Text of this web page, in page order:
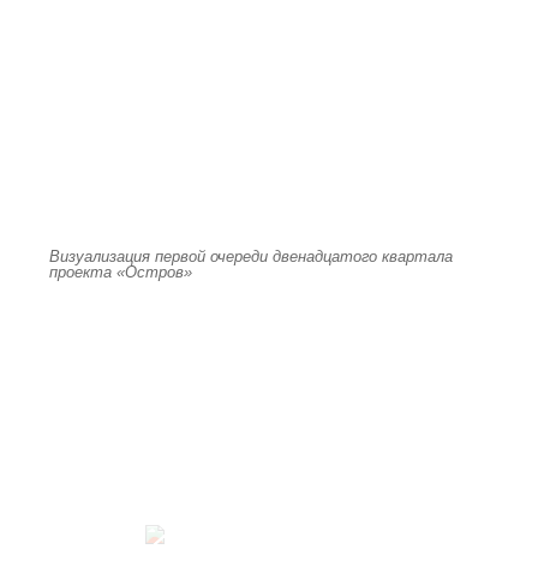
Визуализация первой очереди двенадцатого квартала
проекта «Остров»